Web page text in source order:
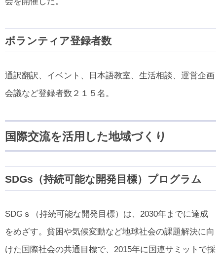
ボランティア登録者数
通訳翻訳、イベント、日本語教室、生活相談、運営企画
会議など登録者数２１５名。
国際交流を活用した地域づくり
SDGs （持続可能な開発目標）プログラム
SDGｓ（持続可能な開発目標）は、2030年までに達成
をめざす。貧困や気候変動など地球社会の課題解決に向
けた国際社会の共通目標で、2015年に国連サミットで採